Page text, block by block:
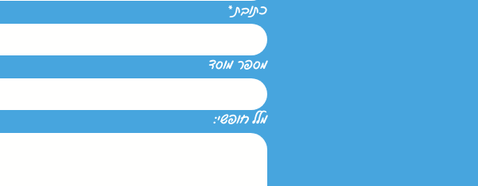
כתובת *
מספר מוסד
מלל חופשי: